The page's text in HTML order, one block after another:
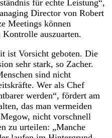
für echte Leistung“,
Director von Robert
Meetings können
Kontrolle auszuarten.
ist Vorsicht geboten. Die
sehr stark, so Zacher.
sind nicht
Wer als Chef
werden“, fördert am
das man vermeiden
nicht vorschnell
zu urteilen: „Manche